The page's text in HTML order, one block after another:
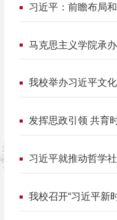
习近平：前瞻布局
马克思主义学院承
德”教师沙龙
我校举办习近平文
人学术研讨会
发挥思政引领 共
领导为本科生讲授
习近平就推动哲学
作出重要指示
我校召开“习近平新
义思想概论”课程集